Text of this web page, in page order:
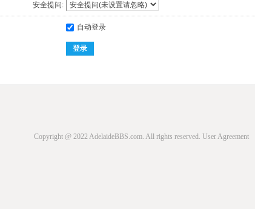
安全提问:
自动登录
登录
Copyright @ 2022 AdelaideBBS.com. All rights reserved. User Agreement